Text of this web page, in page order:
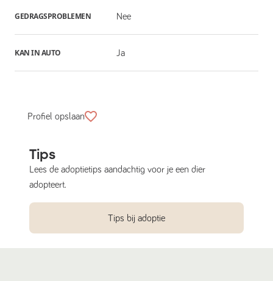
GEDRAGSPROBLEMEN Nee
KAN IN AUTO Ja
Profiel opslaan
Tips
Lees de adoptietips aandachtig voor je een dier
adopteert.
Tips bij adoptie